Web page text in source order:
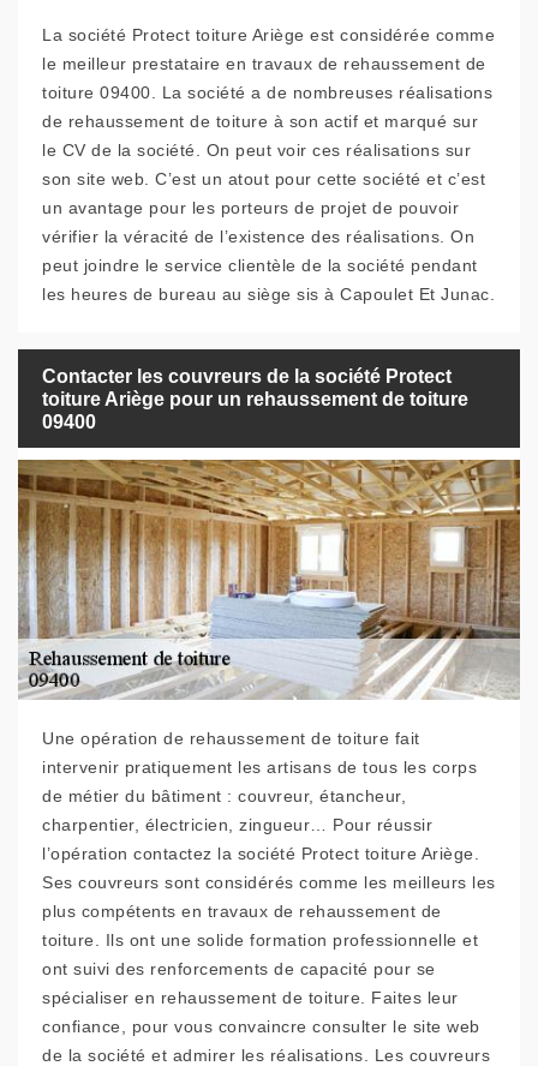
La société Protect toiture Ariège est considérée comme
le meilleur prestataire en travaux de rehaussement de
toiture 09400. La société a de nombreuses réalisations
de rehaussement de toiture à son actif et marqué sur
le CV de la société. On peut voir ces réalisations sur
son site web. C’est un atout pour cette société et c’est
un avantage pour les porteurs de projet de pouvoir
vérifier la véracité de l’existence des réalisations. On
peut joindre le service clientèle de la société pendant
les heures de bureau au siège sis à Capoulet Et Junac.
Contacter les couvreurs de la société Protect
toiture Ariège pour un rehaussement de toiture
09400
Une opération de rehaussement de toiture fait
intervenir pratiquement les artisans de tous les corps
de métier du bâtiment : couvreur, étancheur,
charpentier, électricien, zingueur… Pour réussir
l’opération contactez la société Protect toiture Ariège.
Ses couvreurs sont considérés comme les meilleurs les
plus compétents en travaux de rehaussement de
toiture. Ils ont une solide formation professionnelle et
ont suivi des renforcements de capacité pour se
spécialiser en rehaussement de toiture. Faites leur
confiance, pour vous convaincre consulter le site web
de la société et admirer les réalisations. Les couvreurs